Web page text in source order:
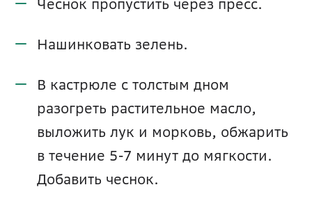
Чеснок пропустить через пресс.
Нашинковать зелень.
В кастрюле с толстым дном
разогреть растительное масло,
выложить лук и морковь, обжарить
в течение 5-7 минут до мягкости.
Добавить чеснок.